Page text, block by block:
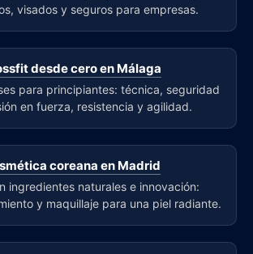
visados y seguros para empresas.
desde cero en Málaga
para principiantes: técnica, seguridad
en fuerza, resistencia y agilidad.
coreana en Madrid
ingredientes naturales e innovación:
y maquillaje para una piel radiante.